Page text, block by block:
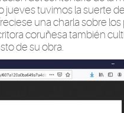
jueves tuvimos la suerte
una charla sobre
coruñesa también
de su obra.